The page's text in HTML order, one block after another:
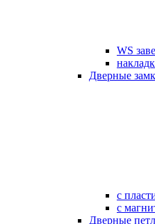
WS
Дверные
с
с
Дверные